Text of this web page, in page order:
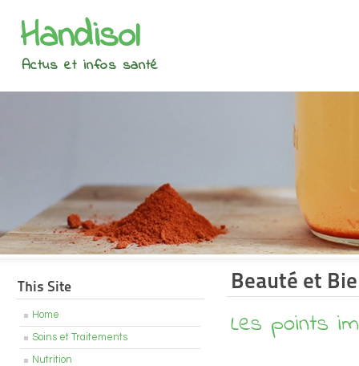
Handisol
Actus et infos santé
This Site
Home
Soins et Traitements
Nutrition
Beauté et
Les points